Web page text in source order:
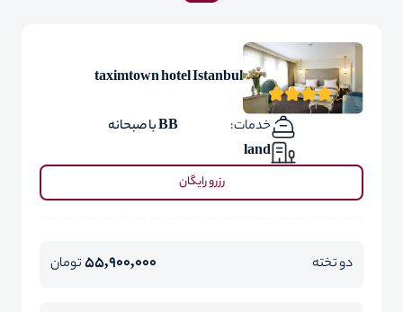
taximtown hotel Istanbul
خدمات:
BB با صبحانه
land
رزرو رایگان
دو تخته 55,900,000تومان